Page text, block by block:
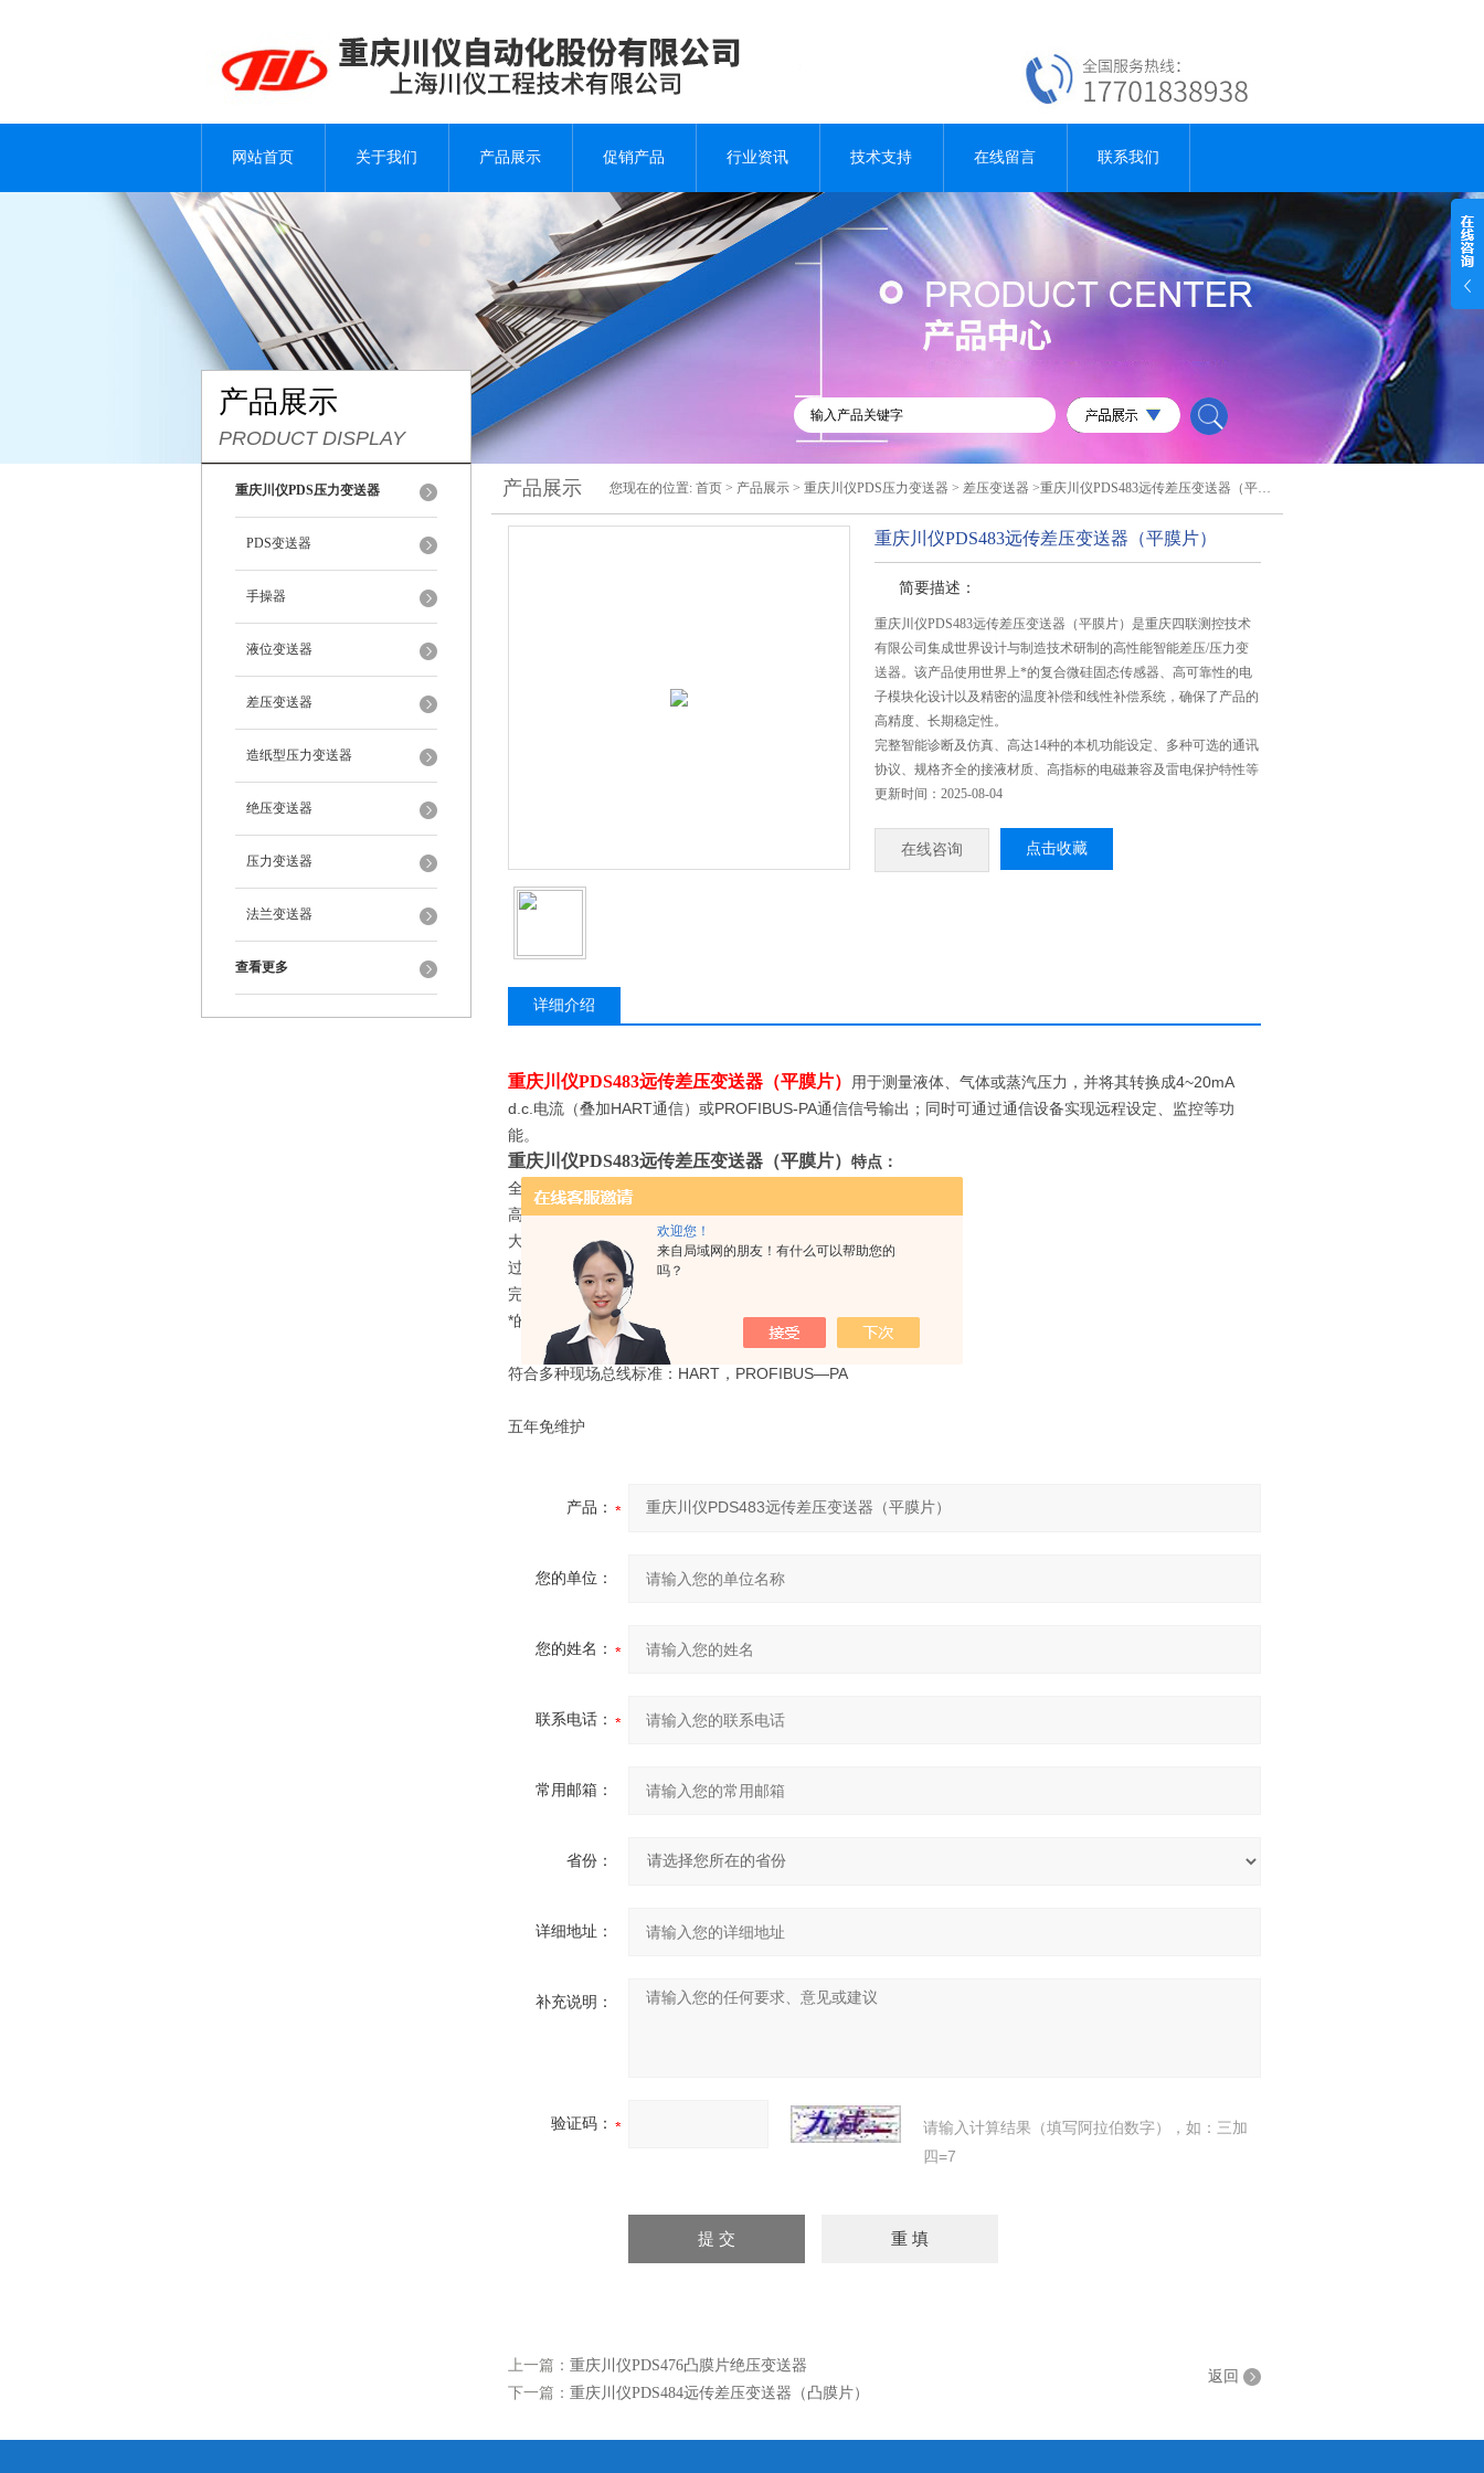
欢迎您！
来自局域网的朋友！有什么可以帮助您的
吗？
网站首页 关于我们 产品展示 促销产品 行业资讯 技术支持 在线留言 联系我们
产品展示
PRODUCT DISPLAY
重庆川仪PDS压力变送器
PDS变送器
手操器
液位变送器
差压变送器
造纸型压力变送器
绝压变送器
压力变送器
法兰变送器
查看更多
产品展示 您现在的位置: 首页 > 产品展示 > 重庆川仪PDS压力变送器 > 差压变送器 >重庆川仪PDS483远传差压变送器（平膜片）
重庆川仪PDS483远传差压变送器（平膜片）
简要描述：
重庆川仪PDS483远传差压变送器（平膜片）是重庆四联测控技术
有限公司集成世界设计与制造技术研制的高性能智能差压/压力变
送器。该产品使用世界上*的复合微硅固态传感器、高可靠性的电
子模块化设计以及精密的温度补偿和线性补偿系统，确保了产品的
高精度、长期稳定性。
完整智能诊断及仿真、高达14种的本机功能设定、多种可选的通讯
协议、规格齐全的接液材质、高指标的电磁兼容及雷电保护特性等
更新时间：2025-08-04
在线咨询 点击收藏
详细介绍
重庆川仪PDS483远传差压变送器（平膜片）
用于测量液体、气体或蒸汽压力，并将其转换成4~20mA
d.c.电流（叠加HART通信）或PROFIBUS-PA通信信号输出；同时可通过通信设备实现远程设定、监控等功
能。
重庆川仪PDS483远传差压变送器（平膜片） 特点：
全焊接复合微硅传感器
高精度：±0.074%FS
大量程比：100:1
过载极限：42MPa
完整的本机就地设定功能
*的智能诊断
符合多种现场总线标准：HART，PROFIBUS—PA
五年免维护
产品：
您的单位：
您的姓名：
联系电话：
常用邮箱：
省份：
详细地址：
补充说明：
验证码：
请输入计算结果（填写阿拉伯数字），如：三加
四=7
上一篇： 重庆川仪PDS476凸膜片绝压变送器
下一篇： 重庆川仪PDS484远传差压变送器（凸膜片）
返回